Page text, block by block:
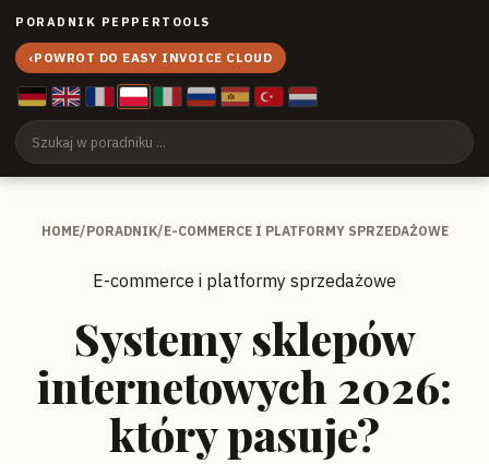
PORADNIK PEPPERTOOLS
‹POWROT DO EASY INVOICE CLOUD
HOME/PORADNIK/E-COMMERCE I PLATFORMY SPRZEDAŻOWE
E-commerce i platformy sprzedażowe
Systemy sklepów
internetowych 2026:
który pasuje?